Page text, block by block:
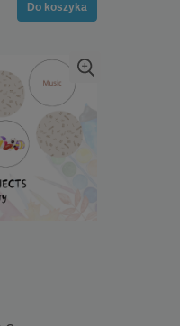
Do koszyka